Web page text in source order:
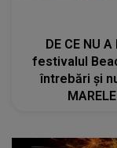
DE CE NU
festivalul
întrebări și